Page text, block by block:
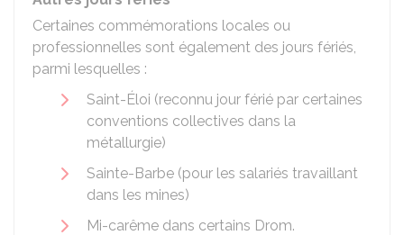
Certaines commémorations locales ou
professionnelles sont également des jours fériés,
parmi lesquelles :
Saint-Éloi (reconnu jour férié par certaines
conventions collectives dans la
métallurgie)
Sainte-Barbe (pour les salariés travaillant
dans les mines)
Mi-carême dans certains Drom.